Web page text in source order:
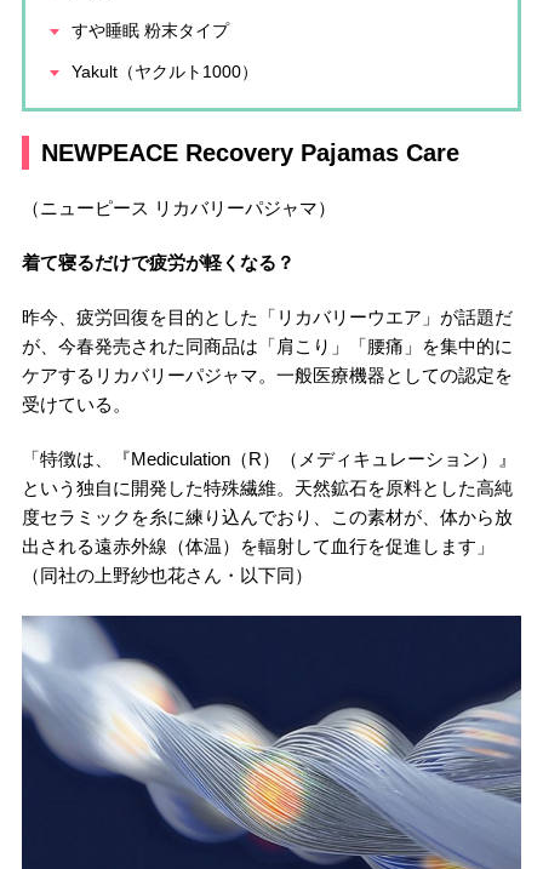
すや睡眠 粉末タイプ
Yakult（ヤクルト1000）
NEWPEACE Recovery Pajamas Care
（ニューピース リカバリーパジャマ）
着て寝るだけで疲労が軽くなる？
昨今、疲労回復を目的とした「リカバリーウエア」が話題だ
が、今春発売された同商品は「肩こり」「腰痛」を集中的に
ケアするリカバリーパジャマ。一般医療機器としての認定を
受けている。
「特徴は、『Mediculation（R）（メディキュレーション）』
という独自に開発した特殊繊維。天然鉱石を原料とした高純
度セラミックを糸に練り込んでおり、この素材が、体から放
出される遠赤外線（体温）を輻射して血行を促進します」
（同社の上野紗也花さん・以下同）